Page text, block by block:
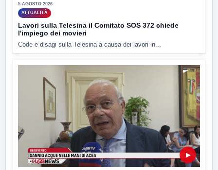
5 AGOSTO 2026
ATTUALITÀ
Lavori sulla Telesina il Comitato SOS 372 chiede
l'impiego dei movieri
Code e disagi sulla Telesina a causa dei lavori in...
▶